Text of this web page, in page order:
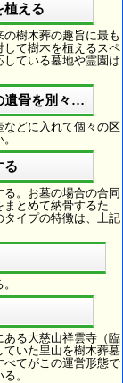
植える
樹木葬の趣旨に最も
て樹木を植えるスペ
ている墓地や霊園は
遺骨を別々に埋葬
などに入れて個々の区
る
。お墓の場合の合同
とめて納骨するた
イプの特徴は、上記
る大慈山祥雲寺（臨
いた里山を樹木葬墓
てがこの運営形態で
。